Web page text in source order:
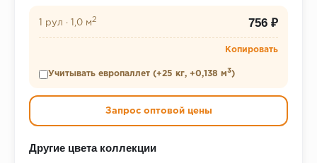
1 рул · 1,0 м 2 756 ₽
Копировать
Учитывать европаллет (+25 кг, +0,138 м3)
Запрос оптовой цены
Другие цвета коллекции